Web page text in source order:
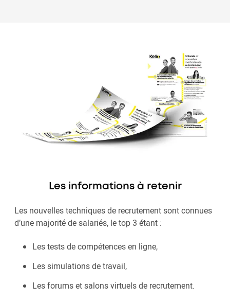
Les informations à retenir
Les nouvelles techniques de recrutement sont connues
d’une majorité de salariés, le top 3 étant :
Les tests de compétences en ligne,
Les simulations de travail,
Les forums et salons virtuels de recrutement.